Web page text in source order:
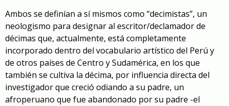
Ambos se definían a sí mismos como “decimistas”, un
neologismo para designar al escritor/declamador de
décimas que, actualmente, está completamente
incorporado dentro del vocabulario artístico del Perú y
de otros países de Centro y Sudamérica, en los que
también se cultiva la décima, por influencia directa del
investigador que creció odiando a su padre, un
afroperuano que fue abandonado por su padre -el